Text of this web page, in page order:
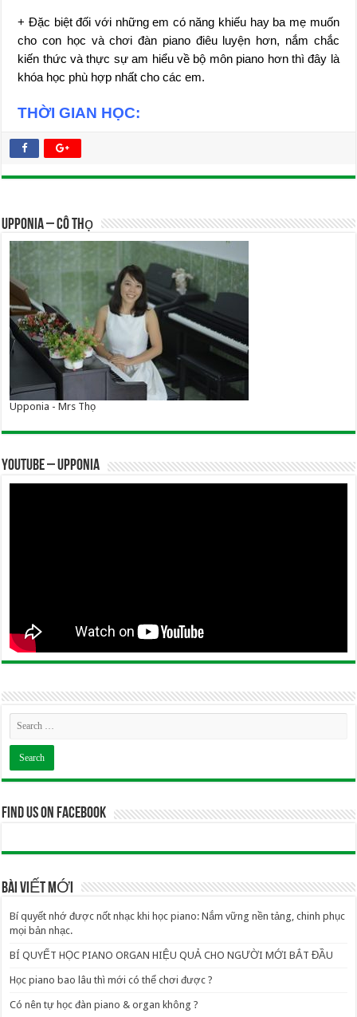
+ Đặc biệt đối với những em có năng khiếu hay ba mẹ muốn
cho con học và chơi đàn piano điêu luyện hơn, nắm chắc
kiến thức và thực sự am hiểu về bộ môn piano hơn thì đây là
khóa học phù hợp nhất cho các em.
THỜI GIAN HỌC:
UPPONIA – Cô Thọ
Upponia - Mrs Thọ
YOUTUBE – UPPONIA
Find us on Facebook
BÀI VIẾT MỚI
Bí quyết nhớ được nốt nhạc khi học piano: Nắm vững nền tảng, chinh phục
mọi bản nhạc.
BÍ QUYẾT HỌC PIANO ORGAN HIỆU QUẢ CHO NGƯỜI MỚI BẮT ĐẦU
Học piano bao lâu thì mới có thể chơi được ?
Có nên tự học đàn piano & organ không ?